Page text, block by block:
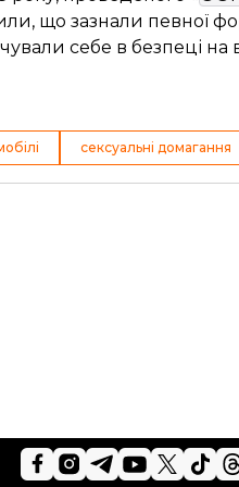
що зазнали певної
себе в безпеці на
сексуальні домагання